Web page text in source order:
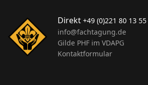
Direkt +49 (0)221 80 13
info@fachtagung.de
Gilde PHF im VDAPG
Kontaktformular